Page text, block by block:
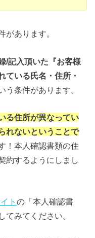
があります。
録/記入頂いた『お客様
ている氏名・住所・
う条件があります。
る住所が異なってい
れないということで
！本人確認書類の住
約するようにしまし
トの「本人確認書
てみてください。